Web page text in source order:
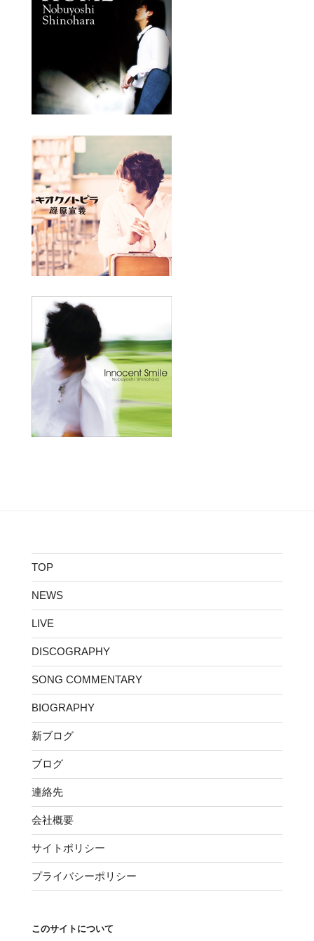
TOP
NEWS
LIVE
DISCOGRAPHY
SONG COMMENTARY
BIOGRAPHY
新ブログ
ブログ
連絡先
会社概要
サイトポリシー
プライバシーポリシー
このサイトについて